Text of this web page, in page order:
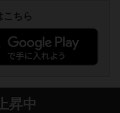
こちら
昇中